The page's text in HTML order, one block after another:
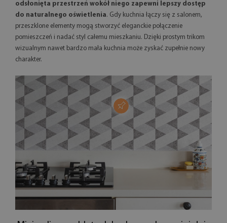
odsłonięta przestrzeń wokół niego zapewni lepszy dostęp
do naturalnego oświetlenia. Gdy kuchnia łączy się z salonem,
przeszklone elementy mogą stworzyć eleganckie połączenie
pomieszczeń i nadać styl całemu mieszkaniu. Dzięki prostym trikom
wizualnym nawet bardzo mała kuchnia może zyskać zupełnie nowy
charakter.